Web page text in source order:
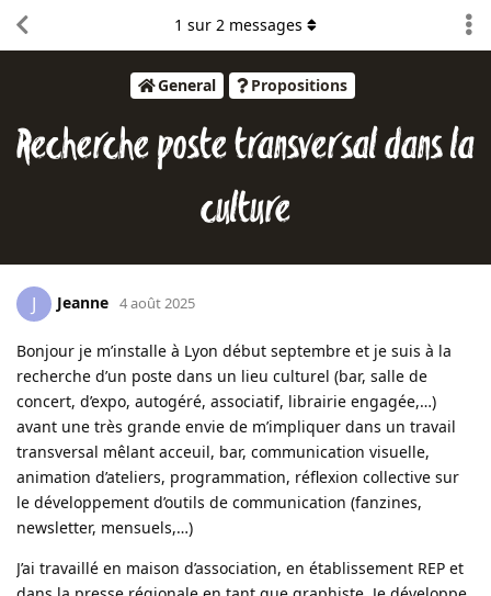
General Propositions
Recherche poste transversal dans la
culture
1 sur 2 messages
J Jeanne 4 août 2025
Bonjour je m’installe à Lyon début septembre et je suis à la
recherche d’un poste dans un lieu culturel (bar, salle de
concert, d’expo, autogéré, associatif, librairie engagée,…)
avant une très grande envie de m’impliquer dans un travail
transversal mêlant acceuil, bar, communication visuelle,
animation d’ateliers, programmation, réflexion collective sur
le développement d’outils de communication (fanzines,
newsletter, mensuels,…)
J’ai travaillé en maison d’association, en établissement REP et